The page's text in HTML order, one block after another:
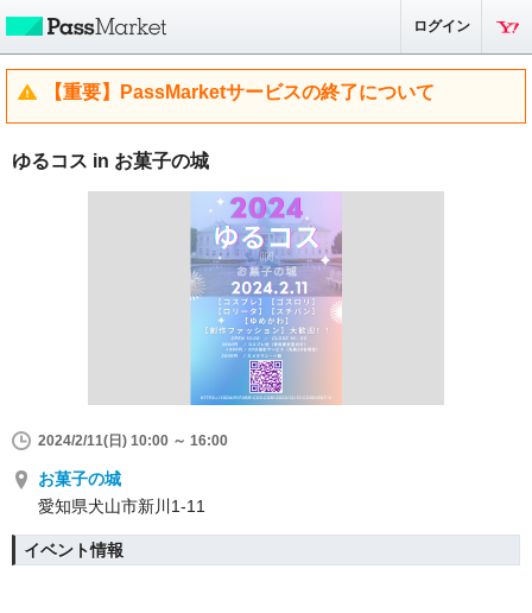
ログイン
【重要】PassMarketサービスの終了について
ゆるコス in お菓子の城
2024/2/11(日) 10:00 ～ 16:00
お菓子の城
愛知県犬山市新川1-11
イベント情報